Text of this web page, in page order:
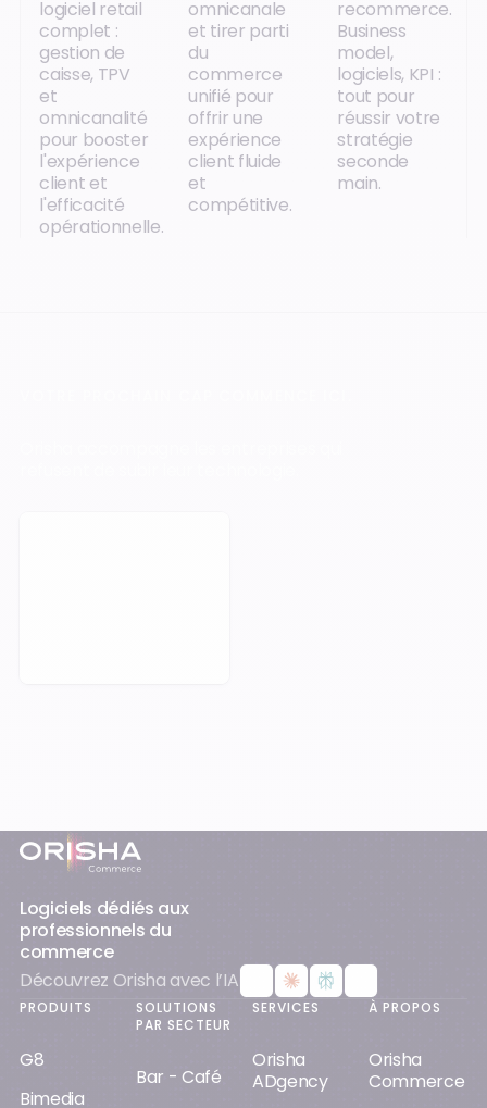
logiciel retail
complet :
gestion de
caisse, TPV
et
omnicanalité
pour booster
l'expérience
client et
l'efficacité
opérationnelle.
omnicanale
et tirer parti
du
commerce
unifié pour
offrir une
expérience
client fluide
et
compétitive.
recommerce.
Business
model,
logiciels, KPI :
tout pour
réussir votre
stratégie
seconde
main.
Pied-de-page
Logiciels dédiés aux
professionnels du
commerce
Découvrez Orisha avec l’IA
PRODUITS
G8
Bimedia
SOLUTIONS
PAR SECTEUR
Bar - Café
SERVICES
Orisha
ADgency
À PROPOS
Orisha
Commerce